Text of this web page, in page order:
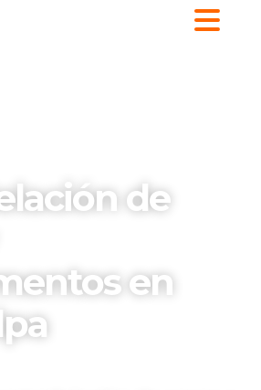
de
en